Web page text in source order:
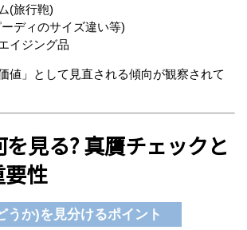
(旅行鞄)
ディのサイズ違い等)
イジング品
値」として見直される傾向が観察されて
見る? 真贋チェックと
性
うか)を見分けるポイント